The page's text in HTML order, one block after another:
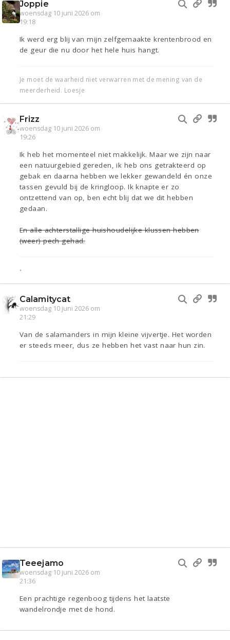
Joppie
woensdag 10 juni 2026 om
19:18
Ik werd erg blij van mijn zelfgemaakte krentenbrood en
de geur die nu door het hele huis hangt.
Je moet de waarheid niet verwarren met de mening van de
meerderheid. Loesje
Frizz
woensdag 10 juni 2026 om
19:26
Ik heb het momenteel niet makkelijk. Maar we zijn naar
een natuurgebied gereden, ik heb ons getrakteerd op
gebak en daarna hebben we lekker gewandeld én onze
tassen gevuld bij de kringloop. Ik knapte er zo
ontzettend van op, ben echt blij dat we dit hebben
gedaan.
En alle achterstallige huishoudelijke klussen hebben
(weer) pech gehad.
•
Calamitycat
woensdag 10 juni 2026 om
21:29
Van de salamanders in mijn kleine vijvertje. Het worden
er steeds meer, dus ze hebben het vast naar hun zin.
Teeejamo
woensdag 10 juni 2026 om
21:36
Een prachtige regenboog tijdens het laatste
wandelrondje met de hond.